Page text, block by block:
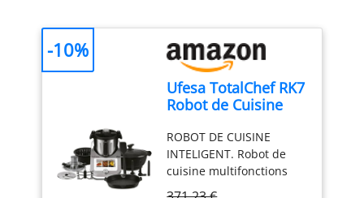
Ufesa TotalChef RK7
Robot de Cuisine
Inteligent, WIFI, 30
Fonctions, 4.5L,
Écran Tactile 7
Pouces, Balance
ROBOT DE CUISINE
INTELIGENT. Robot de
cuisine multifonctions
-10%